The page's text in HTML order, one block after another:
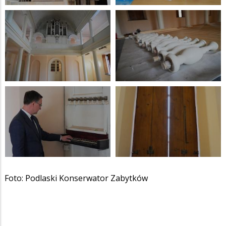
Foto: Podlaski Konserwator Zabytków